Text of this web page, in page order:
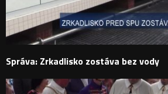
Správa: Zrkadlisko zostáva bez vody